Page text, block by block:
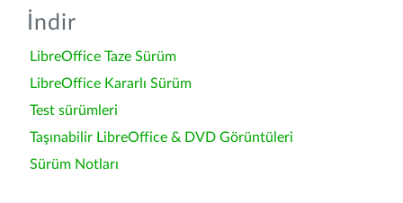
İndir
LibreOffice Taze Sürüm
LibreOffice Kararlı Sürüm
Test sürümleri
Taşınabilir LibreOffice & DVD Görüntüleri
Sürüm Notları